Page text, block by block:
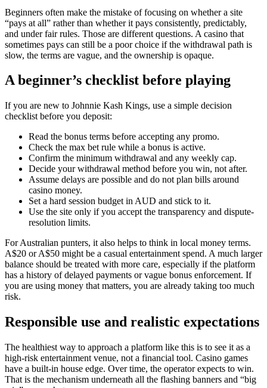
Beginners often make the mistake of focusing on whether a site
“pays at all” rather than whether it pays consistently, predictably,
and under fair rules. Those are different questions. A casino that
sometimes pays can still be a poor choice if the withdrawal path is
slow, the terms are vague, and the ownership is opaque.
A beginner’s checklist before playing
If you are new to Johnnie Kash Kings, use a simple decision
checklist before you deposit:
Read the bonus terms before accepting any promo.
Check the max bet rule while a bonus is active.
Confirm the minimum withdrawal and any weekly cap.
Decide your withdrawal method before you win, not after.
Assume delays are possible and do not plan bills around
casino money.
Set a hard session budget in AUD and stick to it.
Use the site only if you accept the transparency and dispute-
resolution limits.
For Australian punters, it also helps to think in local money terms.
A$20 or A$50 might be a casual entertainment spend. A much larger
balance should be treated with more care, especially if the platform
has a history of delayed payments or vague bonus enforcement. If
you are using money that matters, you are already taking too much
risk.
Responsible use and realistic expectations
The healthiest way to approach a platform like this is to see it as a
high-risk entertainment venue, not a financial tool. Casino games
have a built-in house edge. Over time, the operator expects to win.
That is the mechanism underneath all the flashing banners and “big